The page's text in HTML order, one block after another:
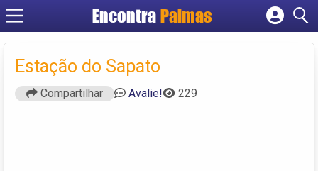
Encontra Palmas
Cadastrar empresa
Criar conta
Estação do Sapato
Compartilhar Avalie! 229